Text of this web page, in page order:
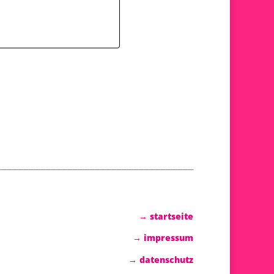
→ startseite
→ impressum
→ datenschutz